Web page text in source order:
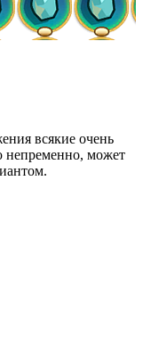
всякие очень
может